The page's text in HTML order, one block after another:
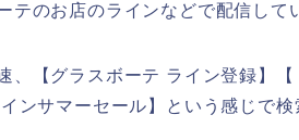
テのお店のラインなどで配信して
、【グラスボーテ ライン登録】
ンサマーセール】という感じで検